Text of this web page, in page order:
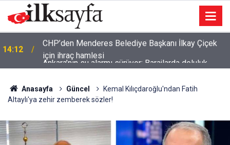
14:00
Ankara’nın su alarmı sürüyor: Barajlarda doluluk
yüzde 43,76’ya geriledi
Anasayfa Güncel
Kemal Kılıçdaroğlu'ndan Fatih
Altaylı'ya zehir zemberek sözler!